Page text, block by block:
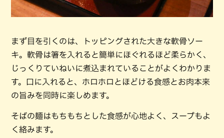
まず目を引くのは、トッピングされた大きな軟骨ソー
キ。軟骨は箸を入れると簡単にほぐれるほど柔らかく、
じっくりていねいに煮込まれていることがよくわかりま
す。口に入れると、ホロホロとほどける食感とお肉本来
の旨みを同時に楽しめます。
そばの麺はもちもちとした食感が心地よく、スープもよ
く絡みます。